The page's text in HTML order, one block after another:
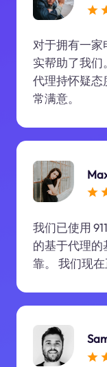
对于拥有一家
实帮助了我们
代理持怀疑态
常满意。
我们已使用
的基于代理
靠。 我们现在